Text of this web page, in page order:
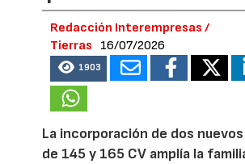
Redacción Interempresas /
Tierras
16/07/2026
1903
La incorporación de dos
de 145 y 165 CV amplía la